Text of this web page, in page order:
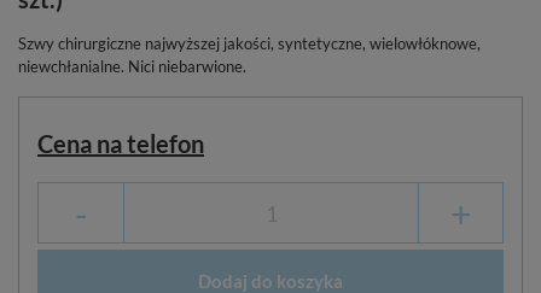
Szwy chirurgiczne najwyższej jakości, syntetyczne, wielowłóknowe,
niewchłanialne. Nici niebarwione.
Cena na telefon
- +
Dodaj do koszyka